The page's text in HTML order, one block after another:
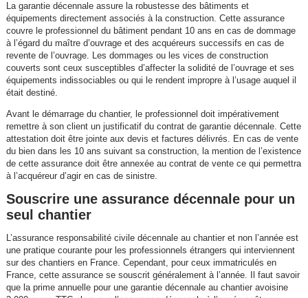
La garantie décennale assure la robustesse des bâtiments et
équipements directement associés à la construction. Cette assurance
couvre le professionnel du bâtiment pendant 10 ans en cas de dommage
à l’égard du maître d’ouvrage et des acquéreurs successifs en cas de
revente de l’ouvrage. Les dommages ou les vices de construction
couverts sont ceux susceptibles d’affecter la solidité de l’ouvrage et ses
équipements indissociables ou qui le rendent impropre à l’usage auquel il
était destiné.
Avant le démarrage du chantier, le professionnel doit impérativement
remettre à son client un justificatif du contrat de garantie décennale. Cette
attestation doit être jointe aux devis et factures délivrés. En cas de vente
du bien dans les 10 ans suivant sa construction, la mention de l’existence
de cette assurance doit être annexée au contrat de vente ce qui permettra
à l’acquéreur d’agir en cas de sinistre.
Souscrire une assurance décennale pour un
seul chantier
L’assurance responsabilité civile décennale au chantier et non l’année est
une pratique courante pour les professionnels étrangers qui interviennent
sur des chantiers en France. Cependant, pour ceux immatriculés en
France, cette assurance se souscrit généralement à l’année. Il faut savoir
que la prime annuelle pour une garantie décennale au chantier avoisine